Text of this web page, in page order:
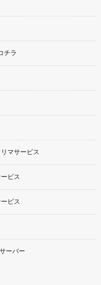
チラ
マサービス
ビス
ビス
ーバー